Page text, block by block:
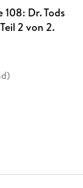
Dr. Tods
2 von 2.